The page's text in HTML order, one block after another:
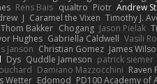
Rens Bais qualtro Piotr Andrew
J Caramel the Vixen Timothy J.
Thom Bakker Chogang Jason Pielak
Hughes Gabriella Caldwell Vasili
Janson Christian Gomez James
Dys Quddle Jameson patrick siemer
Damiano Mazzocchini Raven
Wetter Edomod PD100 Academy of